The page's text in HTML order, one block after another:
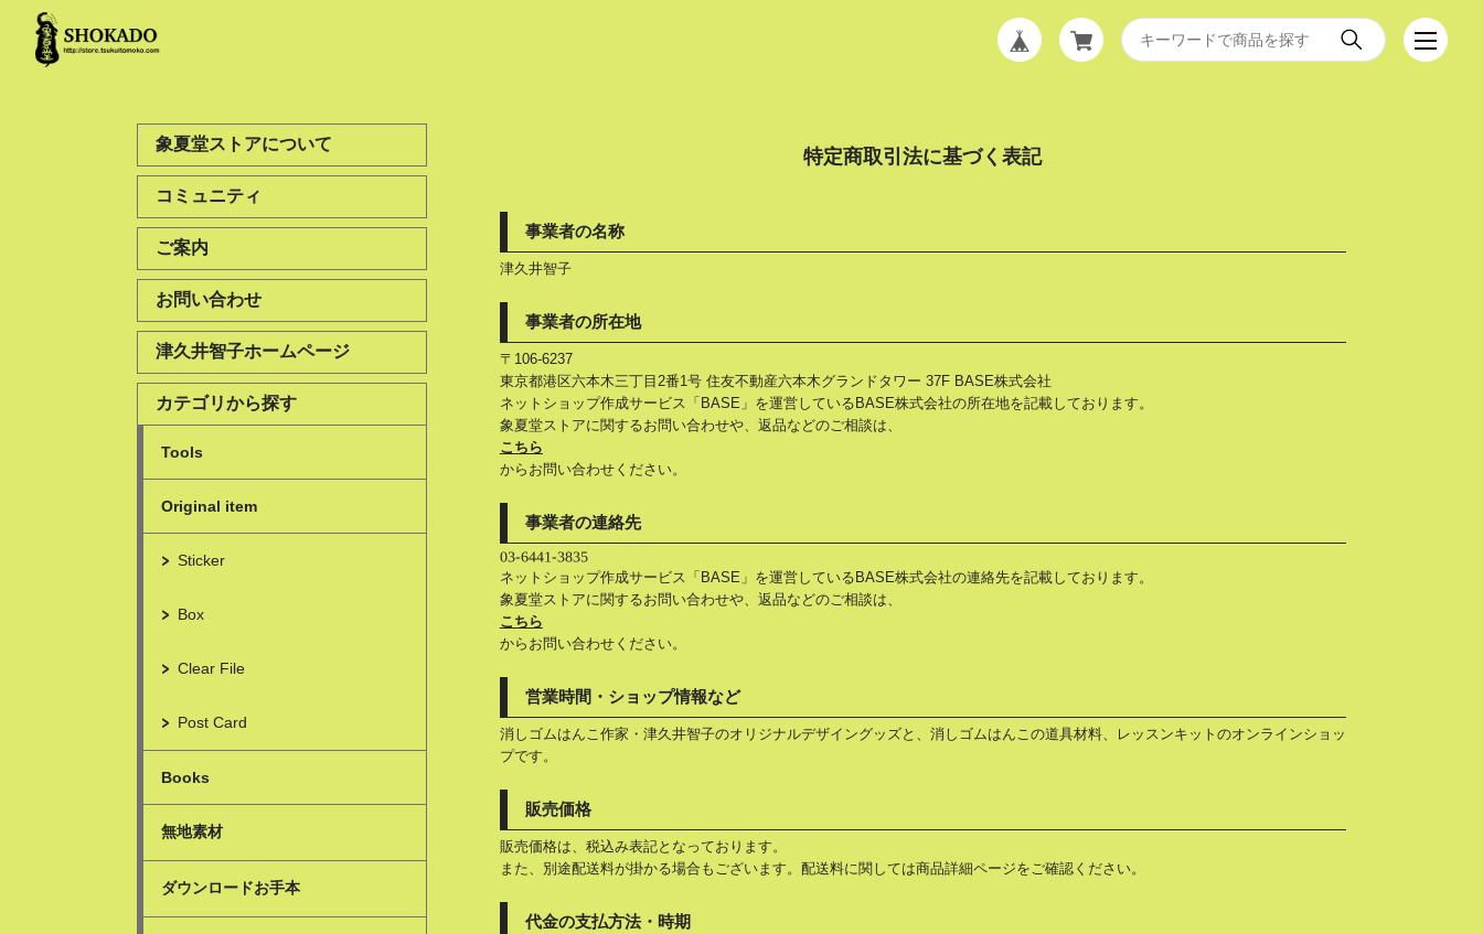
象夏堂ストアについて
コミュニティ
ご案内
お問い合わせ
津久井智子ホームページ
カテゴリから探す
Tools
Original item
Sticker
Box
Clear File
Post Card
Books
無地素材
ダウンロードお手本
特定商取引法に基づく表記
事業者の名称
津久井智子
事業者の所在地
〒106-6237
東京都港区六本木三丁目2番1号 住友不動産六本木グランドタワー 37F BASE株式会社
ネットショップ作成サービス「BASE」を運営しているBASE株式会社の所在地を記載しております。
象夏堂ストアに関するお問い合わせや、返品などのご相談は、
こちら
からお問い合わせください。
事業者の連絡先
ネットショップ作成サービス「BASE」を運営しているBASE株式会社の連絡先を記載しております。
象夏堂ストアに関するお問い合わせや、返品などのご相談は、
こちら
からお問い合わせください。
営業時間・ショップ情報など
消しゴムはんこ作家・津久井智子のオリジナルデザイングッズと、消しゴムはんこの道具材料、レッスンキットのオンラインショッ
プです。
販売価格
販売価格は、税込み表記となっております。
また、別途配送料が掛かる場合もございます。配送料に関しては商品詳細ページをご確認ください。
代金の支払方法・時期